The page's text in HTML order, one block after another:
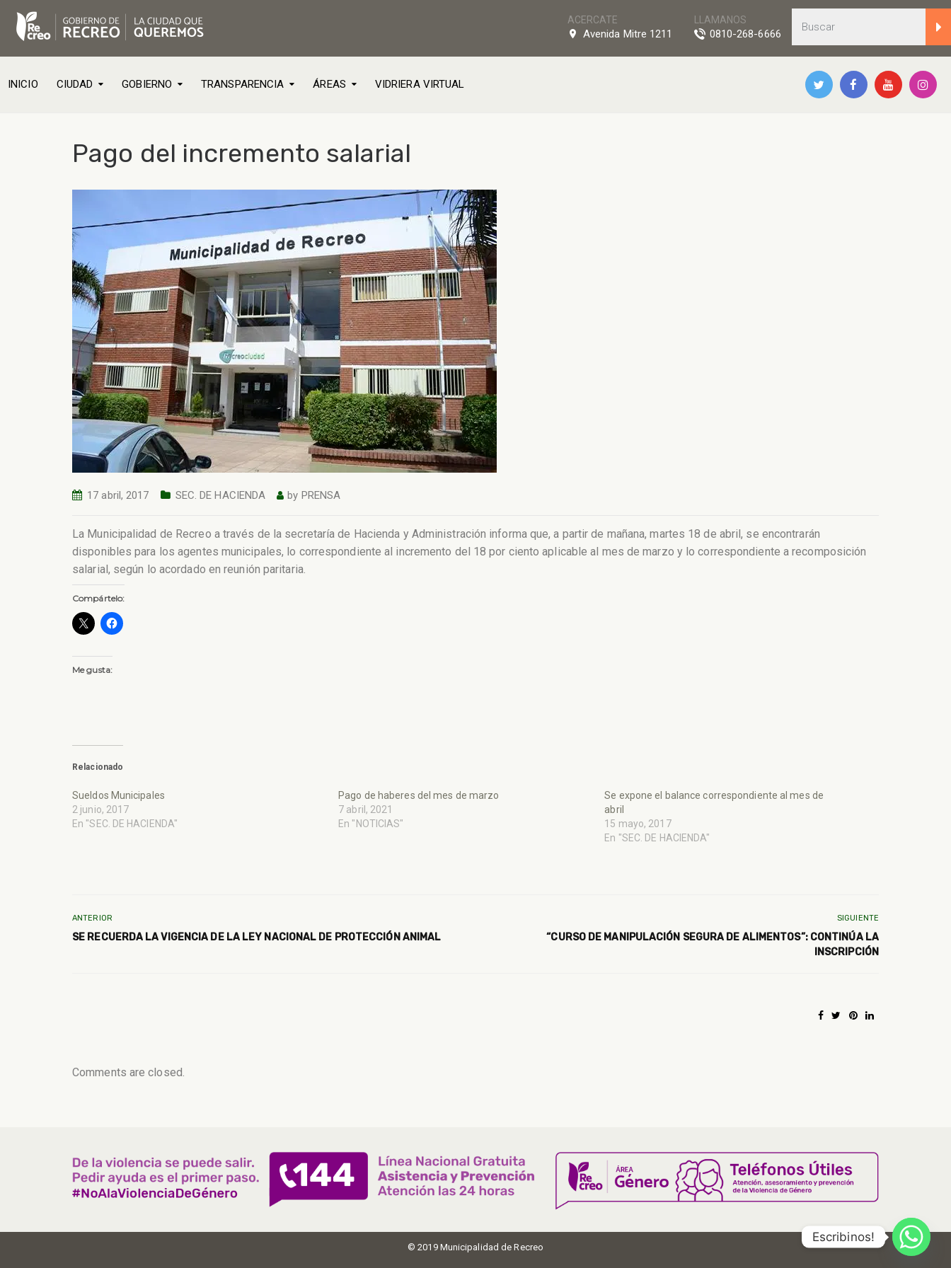
LLAMANOS
0810-268-6666
ACERCATE
Avenida Mitre 1211
INICIO CIUDAD GOBIERNO TRANSPARENCIA ÁREAS VIDRIERA VIRTUAL
Pago del incremento salarial
17 abril, 2017 SEC. DE HACIENDA by PRENSA
La Municipalidad de Recreo a través de la secretaría de Hacienda y Administración informa que, a partir de mañana, martes 18 de abril, se encontrarán
disponibles para los agentes municipales, lo correspondiente al incremento del 18 por ciento aplicable al mes de marzo y lo correspondiente a recomposición
salarial, según lo acordado en reunión paritaria.
Compártelo:
Me gusta:
Relacionado
Sueldos Municipales
2 junio, 2017
En "SEC. DE HACIENDA"
Pago de haberes del mes de marzo
7 abril, 2021
En "NOTICIAS"
Se expone el balance correspondiente al mes de
abril
15 mayo, 2017
En "SEC. DE HACIENDA"
ANTERIOR
SE RECUERDA LA VIGENCIA DE LA LEY NACIONAL DE PROTECCIÓN ANIMAL
SIGUIENTE
“CURSO DE MANIPULACIÓN SEGURA DE ALIMENTOS”: CONTINÚA LA
INSCRIPCIÓN
Comments are closed.
© 2019 Municipalidad de Recreo
Escribinos!